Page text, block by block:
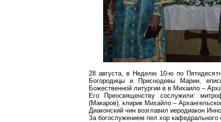
28 августа, в Неделю 10-ю по
Богородицы и Приснодевы Марии,
Божественной литургии в в Михаило –
Его Преосвященству сослужили:
(Макаров), клирик Михайло –
Диаконский чин возглавил иеродиакон
За богослужением пел хор кафедрального